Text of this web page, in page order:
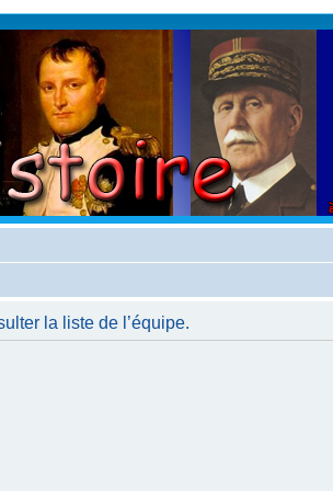
la liste de l’équipe.